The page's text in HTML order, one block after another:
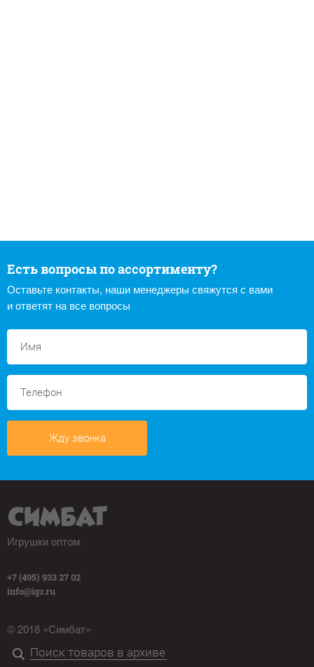
Есть вопросы по ассортименту?
Оставьте контакты, наши менеджеры свяжутся с вами
и ответят на все вопросы
Жду звонка
Игрушки оптом
+7 (495) 933 27 02
info@igr.ru
© 2018 «Симбат»